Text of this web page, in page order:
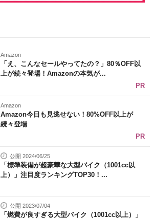
Amazon
「え、こんなセールやってたの？」80％OFF以
上が続々登場！Amazonの本気が...
PR
Amazon
Amazon今日も見逃せない！80%OFF以上が
続々登場
PR
公開 2024/06/25
「標準装備が超豪華な大型バイク（1001cc以
上）」注目度ランキングTOP30！...
公開 2023/07/04
「燃費が良すぎる大型バイク（1001cc以上）」